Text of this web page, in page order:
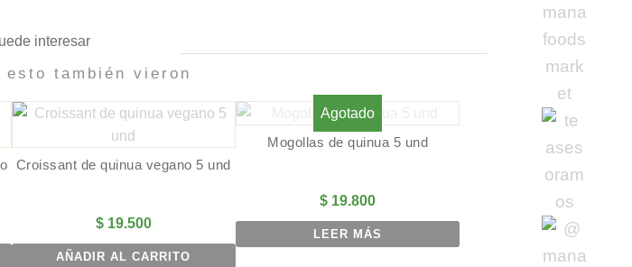
esto también vieron
Croissant de quinua vegano 5 und
$19.500
AÑADIR AL CARRITO
Agotado
Mogollas de quinua 5 und
$ 19.800
LEER MÁS